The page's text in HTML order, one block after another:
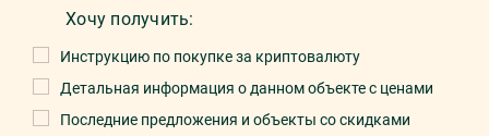
Хочу получить:
Инструкцию по покупке за криптовалюту
Детальная информация о данном объекте с ценами
Последние предложения и объекты со скидками